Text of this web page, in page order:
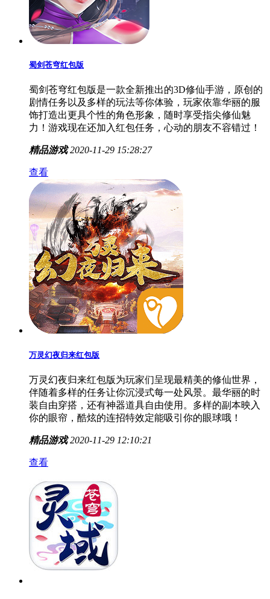
蜀剑苍穹红包版
蜀剑苍穹红包版是一款全新推出的3D修仙手游，原创的
剧情任务以及多样的玩法等你体验，玩家依靠华丽的服
饰打造出更具个性的角色形象，随时享受指尖修仙魅
力！游戏现在还加入红包任务，心动的朋友不容错过！
精品游戏 2020-11-29 15:28:27
查看
万灵幻夜归来红包版
万灵幻夜归来红包版为玩家们呈现最精美的修仙世界，
伴随着多样的任务让你沉浸式每一处风景。最华丽的时
装自由穿搭，还有神器道具自由使用。多样的副本映入
你的眼帘，酷炫的连招特效定能吸引你的眼球哦！
精品游戏 2020-11-29 12:10:21
查看